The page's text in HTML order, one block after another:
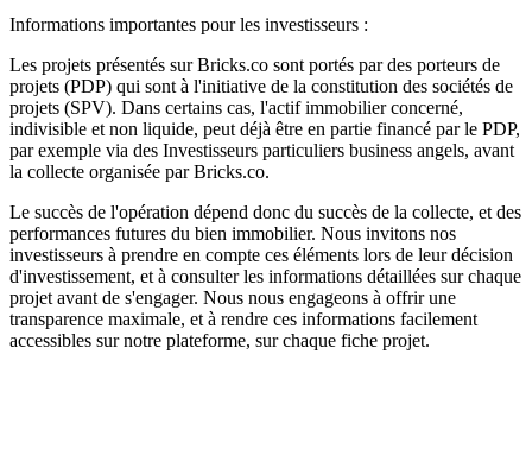
Informations importantes pour les investisseurs :
Les projets présentés sur Bricks.co sont portés par des porteurs de
projets (PDP) qui sont à l'initiative de la constitution des sociétés de
projets (SPV). Dans certains cas, l'actif immobilier concerné,
indivisible et non liquide, peut déjà être en partie financé par le PDP,
par exemple via des Investisseurs particuliers business angels, avant
la collecte organisée par Bricks.co.
Le succès de l'opération dépend donc du succès de la collecte, et des
performances futures du bien immobilier. Nous invitons nos
investisseurs à prendre en compte ces éléments lors de leur décision
d'investissement, et à consulter les informations détaillées sur chaque
projet avant de s'engager. Nous nous engageons à offrir une
transparence maximale, et à rendre ces informations facilement
accessibles sur notre plateforme, sur chaque fiche projet.